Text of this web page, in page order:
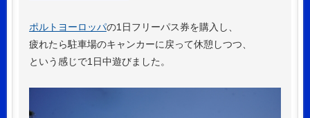
ポルトヨーロッパの1日フリーパス券を購入し、
疲れたら駐車場のキャンカーに戻って休憩しつつ、
という感じで1日中遊びました。